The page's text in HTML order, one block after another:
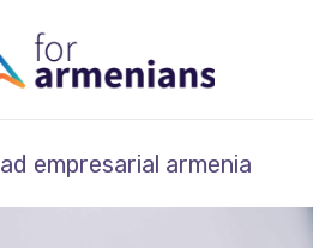
empresarial armenia